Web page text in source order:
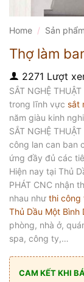
Home / Sản phẩm
Thợ làm
2271 Lượt
SẮT NGHỆ
trong lĩnh vực sắt
năm giàu kinh
SẮT NGHỆ
công lan can ban
ứng đầy đủ các
Hiện nay tại Thủ
PHÁT CNC nhận
nhau như thi công
Thủ Dầu Một Bình
phòng, nhà ở,
spa, công ty,…
CAM KẾT KHI